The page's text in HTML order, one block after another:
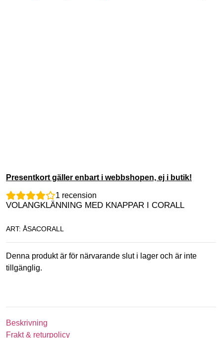
Presentkort gäller enbart i webbshopen, ej i butik!
1 recension
VOLANGKLÄNNING MED KNAPPAR I CORALL
ART: ÅSACORALL
Denna produkt är för närvarande slut i lager och är inte
tillgänglig.
Beskrivning
Frakt & returpolicy